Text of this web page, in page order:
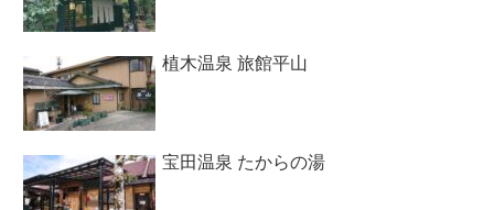
植木温泉 旅館平山
宝田温泉 たからの湯